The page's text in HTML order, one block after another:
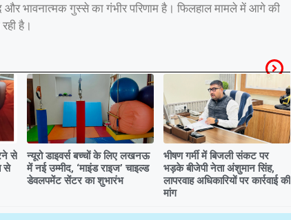
और भावनात्मक गुस्से का गंभीर परिणाम है। फिलहाल मामले में आगे की
है।
से
से
न्यूरो डाइवर्स बच्चों के लिए लखनऊ
में नई उम्मीद, ‘माइंड राइज’ चाइल्ड
डेवलपमेंट सेंटर का शुभारंभ
भीषण गर्मी में बिजली संकट पर
भड़के बीजेपी नेता अंशुमान सिंह,
लापरवाह अधिकारियों पर कार्रवाई की
मांग